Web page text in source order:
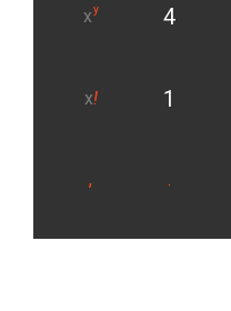
xy 4
x! 1
, .